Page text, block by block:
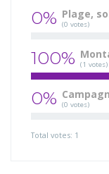
0% Plage,
(0 votes)
100% (1 votes)
0% (0 votes)
Total votes: 1